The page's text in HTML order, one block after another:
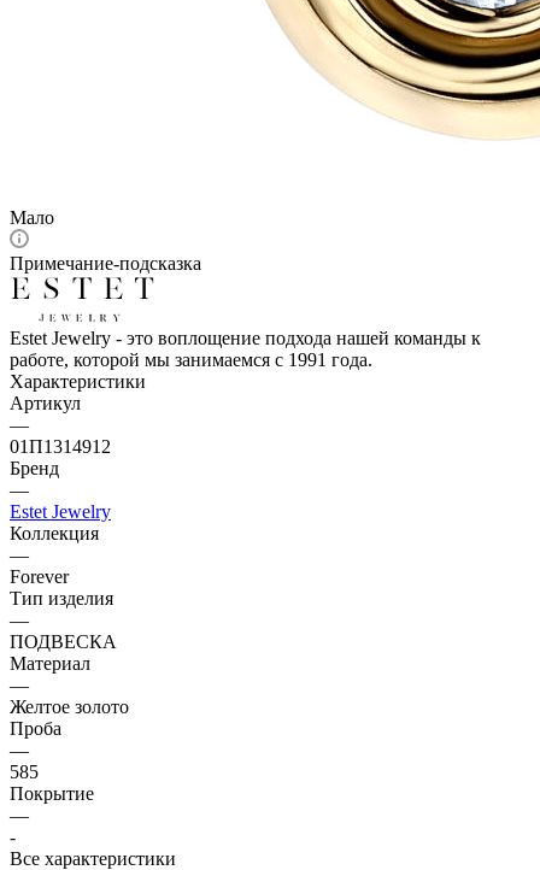
Мало
Примечание-подсказка
Estet Jewelry - это воплощение подхода нашей команды к
работе, которой мы занимаемся с 1991 года.
Характеристики
Артикул
—
01П1314912
Бренд
—
Estet Jewelry
Коллекция
—
Forever
Тип изделия
—
ПОДВЕСКА
Материал
—
Желтое золото
Проба
—
585
Покрытие
—
-
Все характеристики